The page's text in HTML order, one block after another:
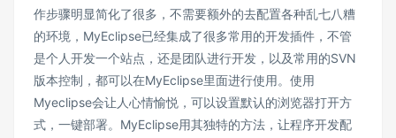
作步骤明显简化了很多，不需要额外的去配置各种乱七八糟
的环境，MyEclipse已经集成了很多常用的开发插件，不管
是个人开发一个站点，还是团队进行开发，以及常用的SVN
版本控制，都可以在MyEclipse里面进行使用。使用
Myeclipse会让人心情愉悦，可以设置默认的浏览器打开方
式，一键部署。MyEclipse用其独特的方法，让程序开发配